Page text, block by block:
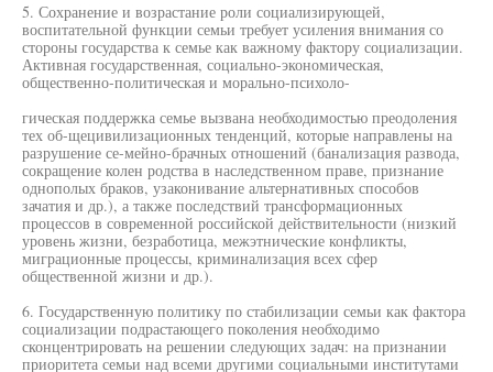
5. Сохранение и возрастание роли социализирующей,
воспитательной функции семьи требует усиления внимания со
стороны государства к семье как важному фактору социализации.
Активная государственная, социально-экономическая,
общественно-политическая и морально-психоло-
гическая поддержка семье вызвана необходимостью преодоления
тех об-щецивилизационных тенденций, которые направлены на
разрушение се-мейно-брачных отношений (банализация развода,
сокращение колен родства в наследственном праве, признание
однополых браков, узаконивание альтернативных способов
зачатия и др.), а также последствий трансформационных
процессов в современной российской действительности (низкий
уровень жизни, безработица, межэтнические конфликты,
миграционные процессы, криминализация всех сфер
общественной жизни и др.).
6. Государственную политику по стабилизации семьи как фактора
социализации подрастающего поколения необходимо
сконцентрировать на решении следующих задач: на признании
приоритета семьи над всеми другими социальными институтами